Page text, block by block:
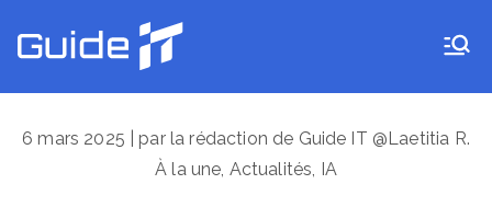
au
6 mars 2025 | par la rédaction de Guide IT @Laetitia R.
À la une, Actualités, IA